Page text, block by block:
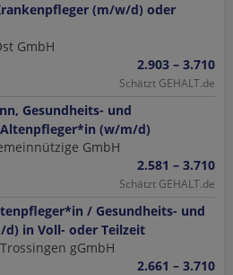
(m/w/d) oder
GmbH
2.903 – 3.710
Schätzt GEHALT.de
Gesundheits- und
(w/m/d)
GmbH
2.581 – 3.710
Schätzt GEHALT.de
/ Gesundheits- und
in Voll- oder Teilzeit
gGmbH
2.661 – 3.710